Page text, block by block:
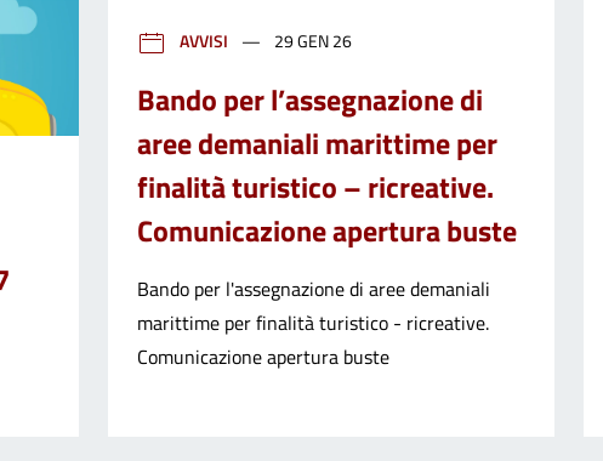
AVVISI 29 GEN 26
Bando per l’assegnazione di
aree demaniali marittime per
finalità turistico – ricreative.
Comunicazione apertura buste
Bando per l'assegnazione di aree demaniali
marittime per finalità turistico - ricreative.
Comunicazione apertura buste